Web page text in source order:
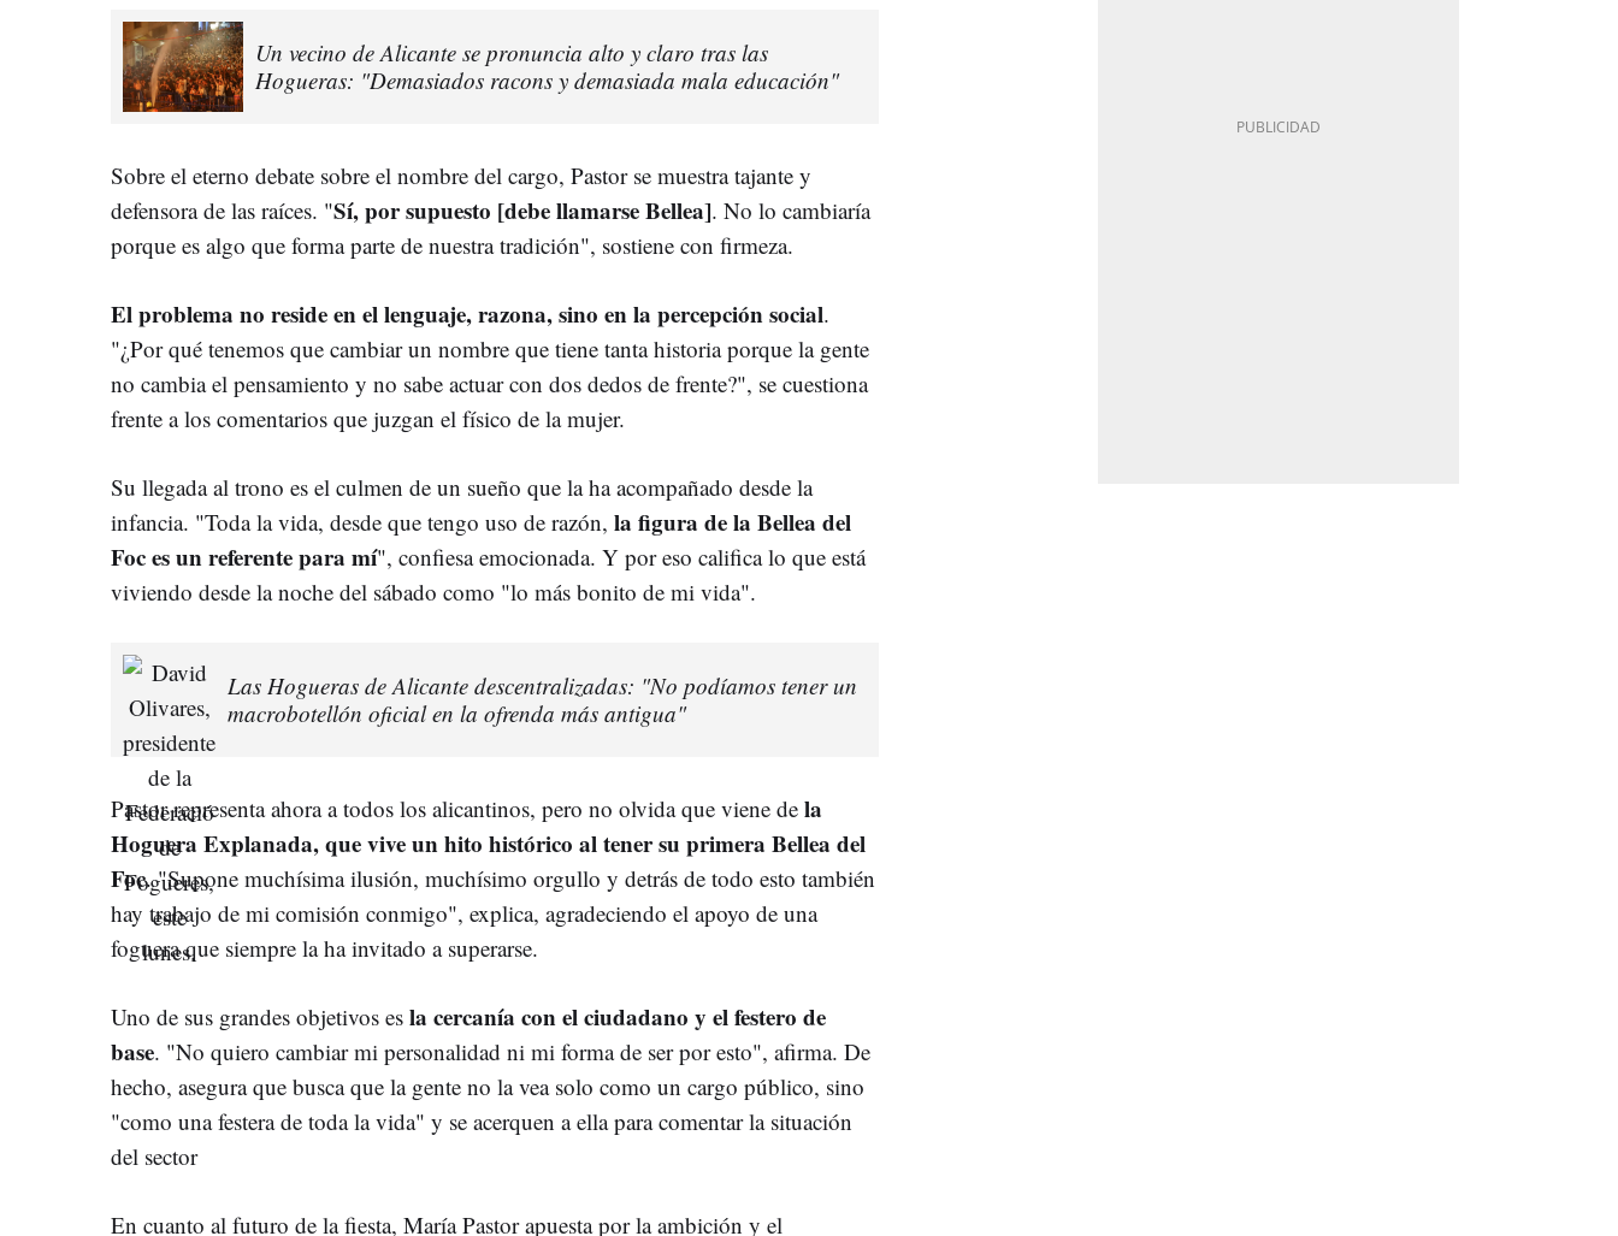
Un vecino de Alicante se pronuncia alto y claro tras las
Hogueras: "Demasiados racons y demasiada mala educación"
Sobre el eterno debate sobre el nombre del cargo, Pastor se muestra tajante y
defensora de las raíces. "Sí, por supuesto [debe llamarse Bellea]. No lo cambiaría
porque es algo que forma parte de nuestra tradición", sostiene con firmeza.
El problema no reside en el lenguaje, razona, sino en la percepción social.
"¿Por qué tenemos que cambiar un nombre que tiene tanta historia porque la gente
no cambia el pensamiento y no sabe actuar con dos dedos de frente?", se cuestiona
frente a los comentarios que juzgan el físico de la mujer.
Su llegada al trono es el culmen de un sueño que la ha acompañado desde la
infancia. "Toda la vida, desde que tengo uso de razón, la figura de la Bellea del
Foc es un referente para mí", confiesa emocionada. Y por eso califica lo que está
viviendo desde la noche del sábado como "lo más bonito de mi vida".
Las Hogueras de Alicante descentralizadas: "No podíamos tener un
macrobotellón oficial en la ofrenda más antigua"
Pastor representa ahora a todos los alicantinos, pero no olvida que viene de la
Hoguera Explanada, que vive un hito histórico al tener su primera Bellea del
Foc. "Supone muchísima ilusión, muchísimo orgullo y detrás de todo esto también
hay trabajo de mi comisión conmigo", explica, agradeciendo el apoyo de una
foguera que siempre la ha invitado a superarse.
Uno de sus grandes objetivos es la cercanía con el ciudadano y el festero de
base. "No quiero cambiar mi personalidad ni mi forma de ser por esto", afirma. De
hecho, asegura que busca que la gente no la vea solo como un cargo público, sino
"como una festera de toda la vida" y se acerquen a ella para comentar la situación
del sector
En cuanto al futuro de la fiesta, María Pastor apuesta por la ambición y el